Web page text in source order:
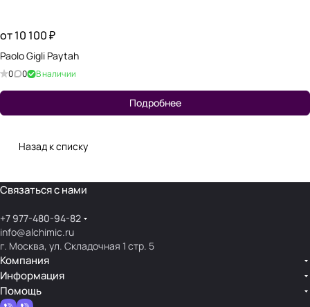
от 10 100 ₽
Paolo Gigli Paytah
0 0 В наличии
Подробнее
Назад к списку
Связаться с нами
+7 977-480-94-82
info@alchimic.ru
г. Москва, ул. Складочная 1 стр. 5
Компания
Информация
Помощь